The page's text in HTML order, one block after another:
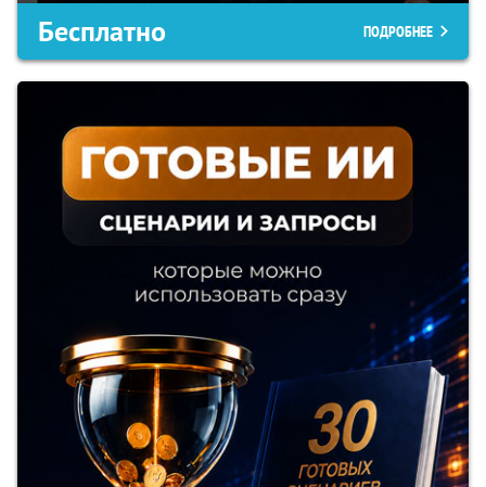
Бесплатно ПОДРОБНЕЕ